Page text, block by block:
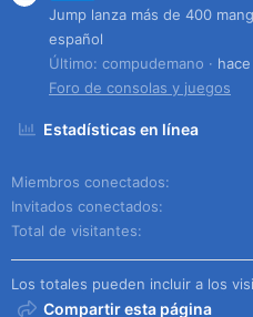
Jump lanza más de 400
español
Último: compudemano
Foro de consolas y juegos
Estadísticas en línea
Miembros conectados
Invitados conectados
Total de visitantes
Los totales pueden incluir a los
Compartir esta página